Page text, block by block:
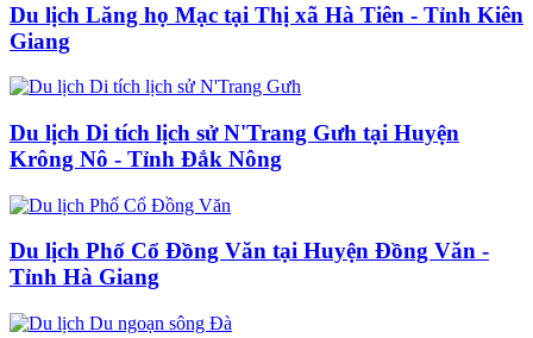
Du lịch Lăng họ Mạc tại Thị xã Hà Tiên - Tỉnh Kiên
Giang
Du lịch Di tích lịch sử N'Trang Gưh tại Huyện
Krông Nô - Tỉnh Đắk Nông
Du lịch Phố Cổ Đồng Văn tại Huyện Đồng Văn -
Tỉnh Hà Giang